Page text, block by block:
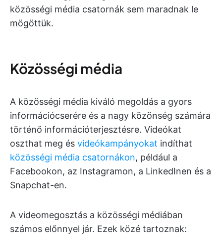
közösségi média csatornák sem maradnak le
mögöttük.
Közösségi média
A közösségi média kiváló megoldás a gyors
információcserére és a nagy közönség számára
történő információterjesztésre. Videókat
oszthat meg és videókampányokat indíthat
közösségi média csatornákon, például a
Facebookon, az Instagramon, a LinkedInen és a
Snapchat-en.
A videomegosztás a közösségi médiában
számos előnnyel jár. Ezek közé tartoznak: